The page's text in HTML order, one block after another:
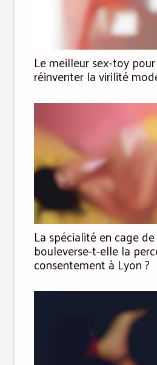
Le meilleur sex-toy
réinventer la virilité
La spécialité en cage
bouleverse-t-elle la
consentement à Lyon ?